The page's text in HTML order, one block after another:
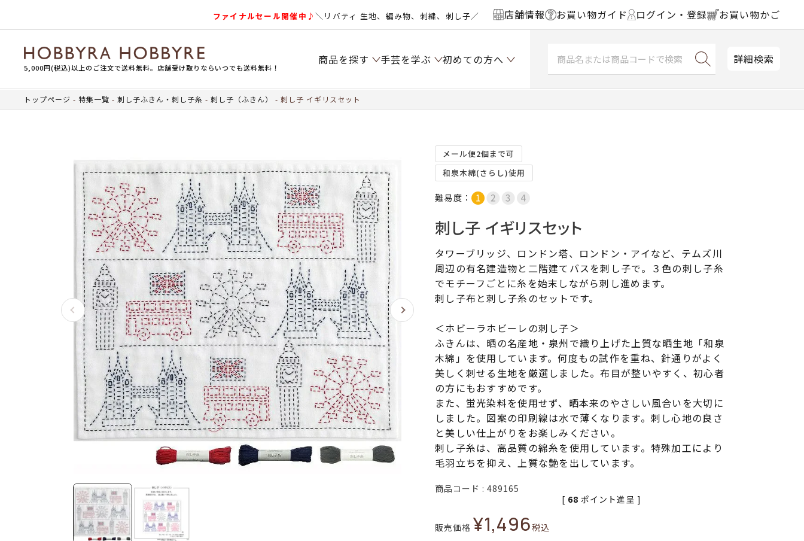
ファイナルセール開催中♪＼リバティ 生地、編み物、刺繍、刺し子／ 店舗情報 お買い物ガイド ログイン・登録 お買い物かご
5,000円(税込)以上のご注文で送料無料。店舗受け取りならいつでも送料無料！
商品を探す 手芸を学ぶ 初めての方へ 詳細検索
トップページ 特集一覧 刺し子ふきん・刺し子糸 刺し子（ふきん） 刺し子 イギリスセット
メール便2個まで可
和泉木綿(さらし)使用
難易度：
刺し子 イギリスセット
タワーブリッジ、ロンドン塔、ロンドン・アイなど、テムズ川
周辺の有名建造物と二階建てバスを刺し子で。３色の刺し子糸
でモチーフごとに糸を始末しながら刺し進めます。
刺し子布と刺し子糸のセットです。
＜ホビーラホビーレの刺し子＞
ふきんは、晒の名産地・泉州で織り上げた上質な晒生地「和泉
木綿」を使用しています。何度もの試作を重ね、針通りがよく
美しく刺せる生地を厳選しました。布目が整いやすく、初心者
の方にもおすすめです。
また、蛍光染料を使用せず、晒本来のやさしい風合いを大切に
しました。図案の印刷線は水で薄くなります。刺し心地の良さ
と美しい仕上がりをお楽しみください。
刺し子糸は、高品質の綿糸を使用しています。特殊加工により
毛羽立ちを抑え、上質な艶を出しています。
商品コード 489165
販売価格 ¥1,496税込
[ 68 ポイント進呈 ]